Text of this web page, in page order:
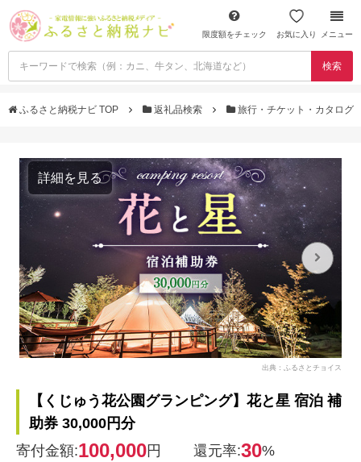
限度額をチェック お気に入り メニュー
検索
ふるさと納税ナビ TOP 返礼品検索 旅行・チケット・カタログ
詳細を見る
出典：ふるさとチョイス
【くじゅう花公園グランピング】花と星 宿泊 補
助券 30,000円分
寄付金額:100,000円 還元率:30%